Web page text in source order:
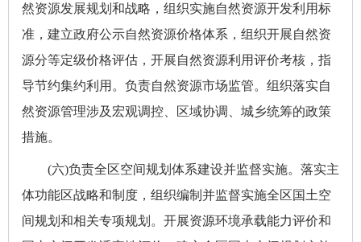
然资源发展规划和战略，组织实施自然资源开发利用标
准，建立政府公示自然资源价格体系，组织开展自然资
源分等定级价格评估，开展自然资源利用评价考核，指
导节约集约利用。负责自然资源市场监管。组织落实自
然资源管理涉及宏观调控、区域协调、城乡统筹的政策
措施。
(六)负责全区空间规划体系建设并监督实施。落实主
体功能区战略和制度，组织编制并监督实施全区国土空
间规划和相关专项规划。开展资源环境承载能力评价和